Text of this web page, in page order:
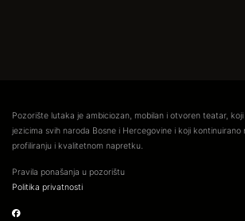
Pozorište lutaka je ambiciozan, mobilan i otvoren teatar,
jezicima svih naroda Bosne i Hercegovine i koji kontinuirano
profiliranju i kvalitetnom napretku.
Pravila ponašanja u pozorištu
Politika privatnosti